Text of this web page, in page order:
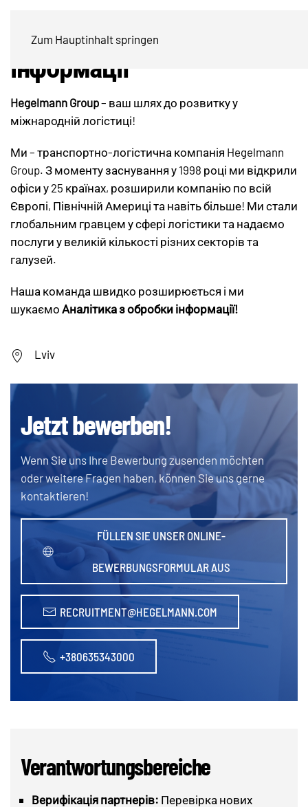
Zum Hauptinhalt springen
Аналітик з обробки
інформації
Hegelmann Group– ваш шлях до розвитку у
міжнародній логістиці!
Ми – транспортно-логістична компанія Hegelmann
Group. З моменту заснування у 1998 році ми відкрили
офіси у 25 країнах, розширили компанію по всій
Європі, Північній Америці та навіть більше! Ми стали
глобальним гравцем у сфері логістики та надаємо
послуги у великій кількості різних секторів та
галузей.
Наша команда швидко розширюється і ми
шукаємо Аналітика з обробки інформації!
Lviv
Jetzt bewerben!
Wenn Sie uns Ihre Bewerbung zusenden möchten
oder weitere Fragen haben, können Sie uns gerne
kontaktieren!
FÜLLEN SIE UNSER ONLINE-
BEWERBUNGSFORMULAR AUS
RECRUITMENT@HEGELMANN.COM
+380635343000
Verantwortungs­bereiche
Верифікація партнерів: Перевірка нових